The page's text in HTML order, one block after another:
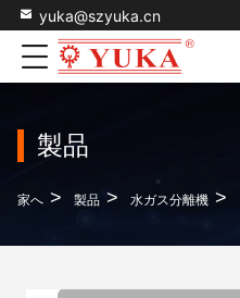
yuka@szyuka.cn
製品
家へ > 製品 > 水ガス分離機 >